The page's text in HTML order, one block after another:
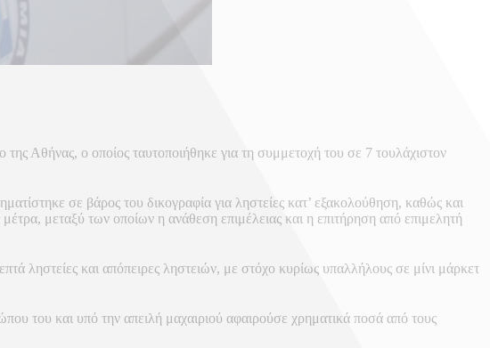
της Αθήνας, ο οποίος ταυτοποιήθηκε για τη συμμετοχή του σε 7 τουλάχιστον
σε βάρος του δικογραφία για ληστείες κατ’ εξακολούθηση, καθώς και
μεταξύ των οποίων η ανάθεση επιμέλειας και η επιτήρηση από επιμελητή
ληστείες και απόπειρες ληστειών, με στόχο κυρίως υπαλλήλους σε μίνι μάρκετ
του και υπό την απειλή μαχαιριού αφαιρούσε χρηματικά ποσά από τους